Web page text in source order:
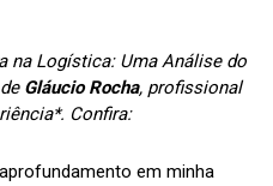
na Logística: Uma Análise do
Gláucio Rocha, profissional
Confira:
em minha